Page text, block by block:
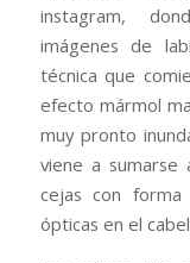
instagram,
imágenes de
técnica que
efecto mármol
muy pronto
viene a sumarse
cejas con
ópticas en el